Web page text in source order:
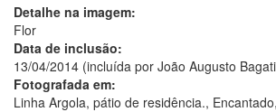
Detalhe na imagem:
Flor
Data de inclusão:
13/04/2014 (incluída por João Augusto
Fotografada em:
Linha Argola, pátio de residência.,